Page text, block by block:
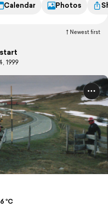
Calendar Photos
Newest first
1999
°C